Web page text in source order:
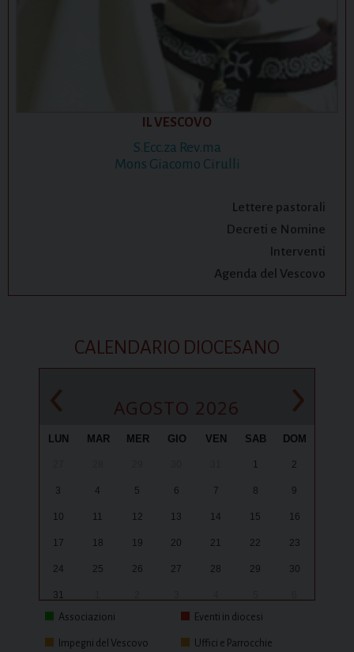
IL VESCOVO
S.Ecc.za Rev.ma
Mons Giacomo Cirulli
Lettere pastorali
Decreti e Nomine
Interventi
Agenda del Vescovo
CALENDARIO DIOCESANO
‹ AGOSTO 2026 ›
LUN MAR MER GIO VEN SAB DOM
1 2
3 4 5 6 7 8 9
10 11 12 13 14 15 16
17 18 19 20 21 22 23
24 25 26 27 28 29 30
31
Associazioni
Eventi in diocesi
Impegni del Vescovo Uffici e Parrocchie